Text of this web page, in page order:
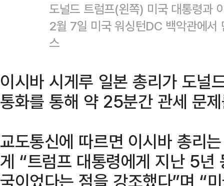
도널드 트럼프(왼쪽) 미국 대통령과
2월 7일 미국 워싱턴DC 백악관에
스
이시바 시게루 일본 총리가 도널
통화를 통해 약 25분간 관세 문
교도통신에 따르면 이시바 총리
게 “트럼프 대통령에게 지난 5년
국이었다는 점을 강조했다”며 “